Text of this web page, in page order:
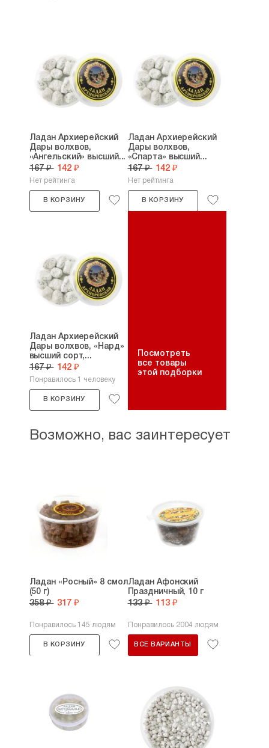
Ладан Архиерейский
Дары волхвов,
«Ангельский» высший...
167 ₽ 142 ₽
Нет рейтинга
В КОРЗИНУ
Ладан Архиерейский
Дары волхвов,
«Спарта» высший...
167 ₽ 142 ₽
Нет рейтинга
В КОРЗИНУ
Ладан Архиерейский
Дары волхвов, «Нард»
высший сорт,...
167 ₽ 142 ₽
Понравилось 1 человеку
В КОРЗИНУ
Посмотреть
все товары
этой подборки
Возможно, вас заинтересует
Ладан «Росный» 8 смол
(50 г)
358 ₽ 317 ₽
Понравилось 145 людям
В КОРЗИНУ
Ладан Афонский
Праздничный, 10 г
133 ₽ 113 ₽
Понравилось 2004 людям
ВСЕ ВАРИАНТЫ